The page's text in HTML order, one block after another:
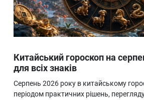
Китайський гороскоп на
для всіх знаків
Серпень 2026 року в китайському
періодом практичних рішень,